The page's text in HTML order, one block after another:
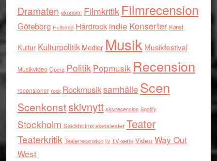
Dramaten ekonomi Filmkritik Filmrecension
Göteborg Hultsfred Hårdrock indie Konserter Konst
Kultur Kulturpolitik Medier Musik Musikfestival
Musikvideo Opera Politik Popmusik Recension
recensioner rock RockmusiksamhälleScen
Scenkonstskivnytt skivrecension Spotify
Stockholm Stockholms stadsteater Teater
Teaterkritik Teaterrecension tv TV-serie Video Way Out
West